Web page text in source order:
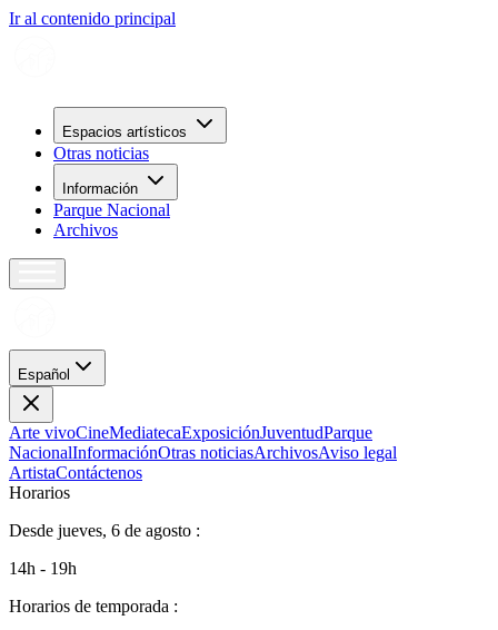
Ir al contenido principal
Espacios artísticos
Otras noticias
Información
Parque Nacional
Archivos
Español
Arte vivoCineMediatecaExposiciónJuventudParque
NacionalInformaciónOtras noticiasArchivosAviso legal
ArtistaContáctenos
Horarios
Desde jueves, 6 de agosto :
14h - 19h
Horarios de temporada :